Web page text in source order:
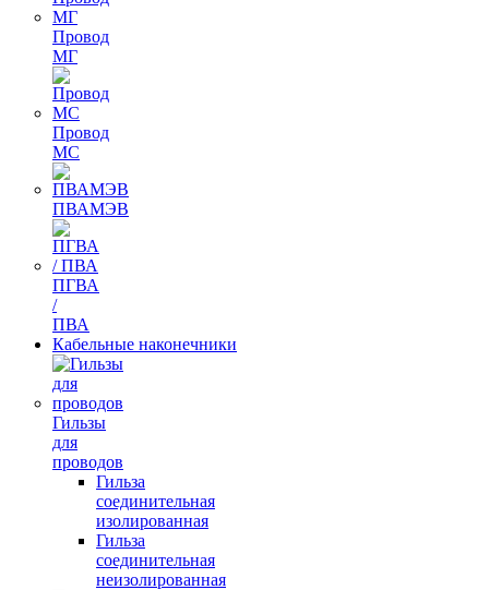
Провод
МГ
Провод
МС
ПВАМЭВ
ПГВА
/
ПВА
Кабельные наконечники
Гильзы
для
проводов
Гильза
соединительная
изолированная
Гильза
соединительная
неизолированная